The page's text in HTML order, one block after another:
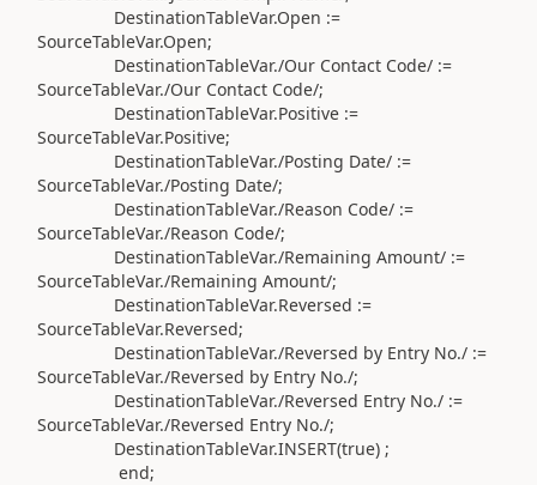
DestinationTableVar.Open :=
SourceTableVar.Open;
DestinationTableVar./Our Contact Code/ :=
SourceTableVar./Our Contact Code/;
DestinationTableVar.Positive :=
SourceTableVar.Positive;
DestinationTableVar./Posting Date/ :=
SourceTableVar./Posting Date/;
DestinationTableVar./Reason Code/ :=
SourceTableVar./Reason Code/;
DestinationTableVar./Remaining Amount/ :=
SourceTableVar./Remaining Amount/;
DestinationTableVar.Reversed :=
SourceTableVar.Reversed;
DestinationTableVar./Reversed by Entry No./ :=
SourceTableVar./Reversed by Entry No./;
DestinationTableVar./Reversed Entry No./ :=
SourceTableVar./Reversed Entry No./;
DestinationTableVar.INSERT(true) ;
end;